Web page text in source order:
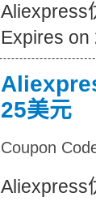
Aliexpress
Expires
25美元
Coupon
Aliexpress